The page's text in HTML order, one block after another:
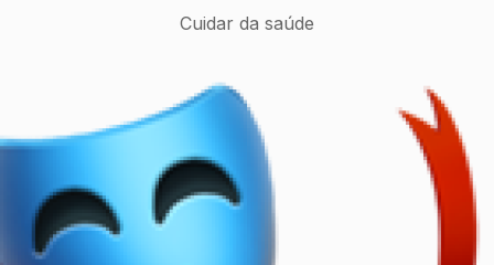
Cuidar da saúde